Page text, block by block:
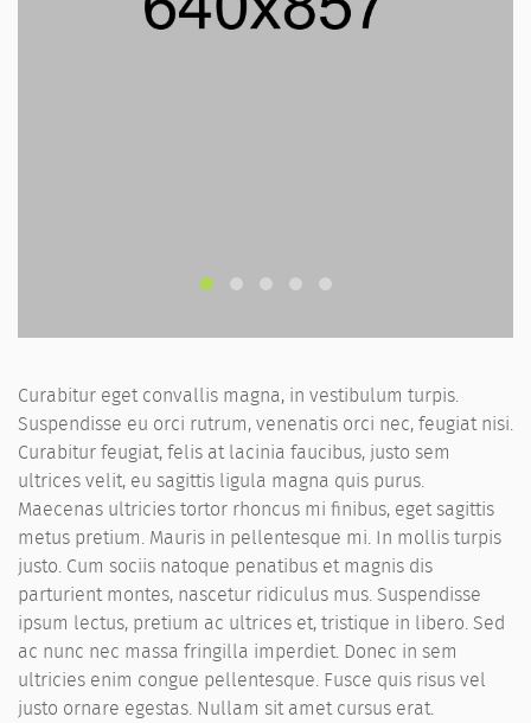
Curabitur eget convallis magna, in vestibulum turpis.
Suspendisse eu orci rutrum, venenatis orci nec, feugiat nisi.
Curabitur feugiat, felis at lacinia faucibus, justo sem
ultrices velit, eu sagittis ligula magna quis purus.
Maecenas ultricies tortor rhoncus mi finibus, eget sagittis
metus pretium. Mauris in pellentesque mi. In mollis turpis
justo. Cum sociis natoque penatibus et magnis dis
parturient montes, nascetur ridiculus mus. Suspendisse
ipsum lectus, pretium ac ultrices et, tristique in libero. Sed
ac nunc nec massa fringilla imperdiet. Donec in sem
ultricies enim congue pellentesque. Fusce quis risus vel
justo ornare egestas. Nullam sit amet cursus erat.